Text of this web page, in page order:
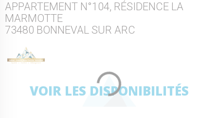
Bessans
Bonneval sur arc
APPARTEMENT N°104, RÉSIDENCE LA
MARMOTTE
73480 BONNEVAL SUR ARC
VOIR LES DISPONIBILITÉS